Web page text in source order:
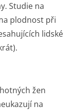
Studie na
plodnost při
lidské
žen
na